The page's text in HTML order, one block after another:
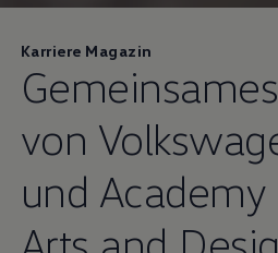
Karriere Magazin
von
und